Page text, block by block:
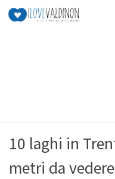
Salta al contenuto
10 laghi in
metri da